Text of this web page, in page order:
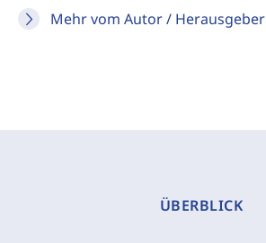
Mehr vom Autor / Herausgeber
ÜBERBLICK